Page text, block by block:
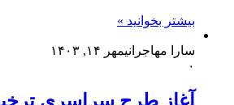
بیشتر بخوانید »
سارا مهاجرانیمهر ۱۴, ۱۴۰۳
۰
آغاز طرح سراسری